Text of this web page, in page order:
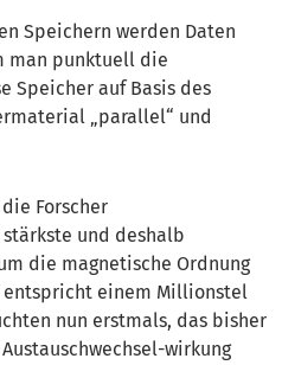
Speichern werden Daten
man punktuell die
Speicher auf Basis des
„parallel“ und
Forscher
und deshalb
die magnetische Ordnung
entspricht einem Millionstel
nun erstmals, das bisher
wirkung